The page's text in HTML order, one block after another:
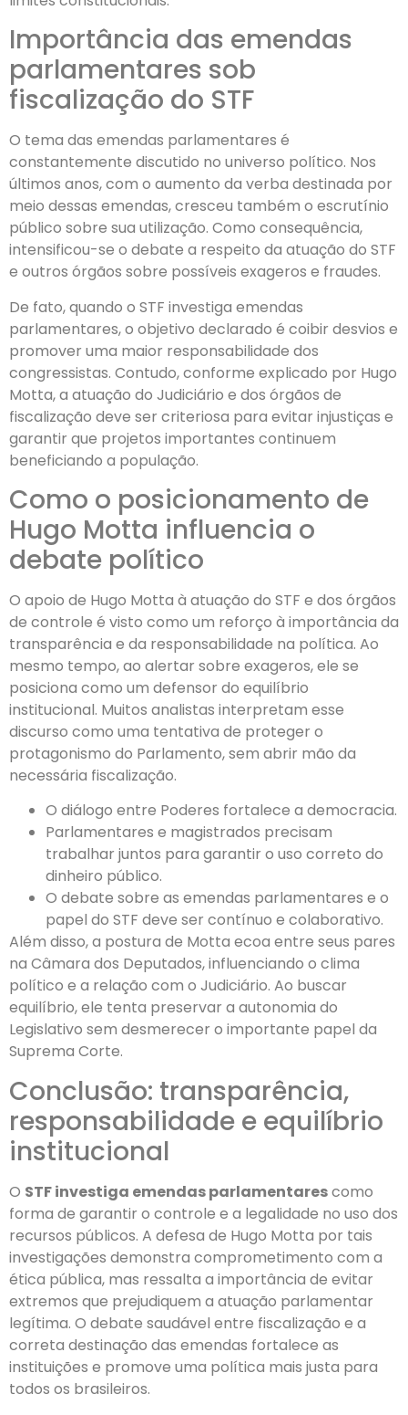
Importância das emendas
parlamentares sob
fiscalização do STF
O tema das emendas parlamentares é
constantemente discutido no universo político. Nos
últimos anos, com o aumento da verba destinada por
meio dessas emendas, cresceu também o escrutínio
público sobre sua utilização. Como consequência,
intensificou-se o debate a respeito da atuação do STF
e outros órgãos sobre possíveis exageros e fraudes.
De fato, quando o STF investiga emendas
parlamentares, o objetivo declarado é coibir desvios e
promover uma maior responsabilidade dos
congressistas. Contudo, conforme explicado por Hugo
Motta, a atuação do Judiciário e dos órgãos de
fiscalização deve ser criteriosa para evitar injustiças e
garantir que projetos importantes continuem
beneficiando a população.
Como o posicionamento de
Hugo Motta influencia o
debate político
O apoio de Hugo Motta à atuação do STF e dos órgãos
de controle é visto como um reforço à importância da
transparência e da responsabilidade na política. Ao
mesmo tempo, ao alertar sobre exageros, ele se
posiciona como um defensor do equilíbrio
institucional. Muitos analistas interpretam esse
discurso como uma tentativa de proteger o
protagonismo do Parlamento, sem abrir mão da
necessária fiscalização.
O diálogo entre Poderes fortalece a democracia.
Parlamentares e magistrados precisam
trabalhar juntos para garantir o uso correto do
dinheiro público.
O debate sobre as emendas parlamentares e o
papel do STF deve ser contínuo e colaborativo.
Além disso, a postura de Motta ecoa entre seus pares
na Câmara dos Deputados, influenciando o clima
político e a relação com o Judiciário. Ao buscar
equilíbrio, ele tenta preservar a autonomia do
Legislativo sem desmerecer o importante papel da
Suprema Corte.
Conclusão: transparência,
responsabilidade e equilíbrio
institucional
O STF investiga emendas parlamentarescomo
forma de garantir o controle e a legalidade no uso dos
recursos públicos. A defesa de Hugo Motta por tais
investigações demonstra comprometimento com a
ética pública, mas ressalta a importância de evitar
extremos que prejudiquem a atuação parlamentar
legítima. O debate saudável entre fiscalização e a
correta destinação das emendas fortalece as
instituições e promove uma política mais justa para
todos os brasileiros.